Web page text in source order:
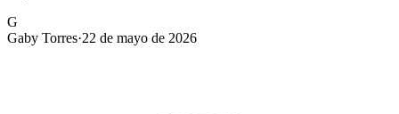
G
Gaby Torres·22 de mayo de 2026